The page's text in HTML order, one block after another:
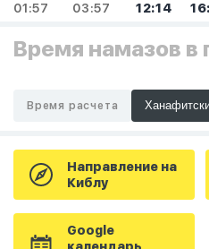
01:57 03:57 12:14
Время намазов в
Время расчета
Направление на
Киблу
Google